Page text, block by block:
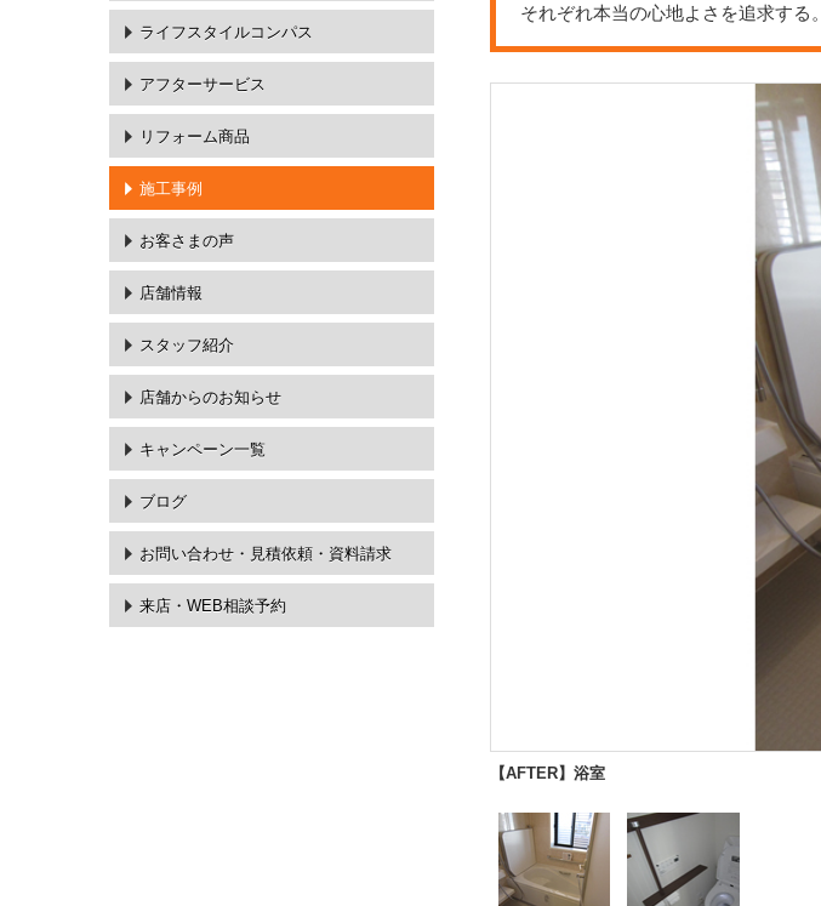
ライフスタイルコンパス
アフターサービス
リフォーム商品
施工事例
お客さまの声
店舗情報
スタッフ紹介
店舗からのお知らせ
キャンペーン一覧
ブログ
お問い合わせ・ 見積依頼・資料請求
来店・WEB相談予約
それぞれ本当の心地よさを追求する。
【AFTER】浴室